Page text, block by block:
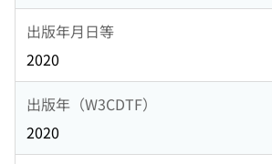
出版年月日等
2020
出版年（W3CDTF）
2020